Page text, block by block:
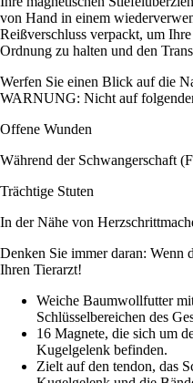
von Hand in einem
Reißverschluss verpackt, um
Ordnung zu halten und den
Werfen Sie einen Blick auf die
WARNUNG: Nicht auf
Offene Wunden
Während der Schwangerschaft
Trächtige Stuten
In der Nähe von
Denken Sie immer daran: Wenn
Ihren Tierarzt!
Weiche Baumwollfutter
Schlüsselbereichen des
16 Magnete, die sich um
Kugelgelenk befinden.
Zielt auf den tendon, das